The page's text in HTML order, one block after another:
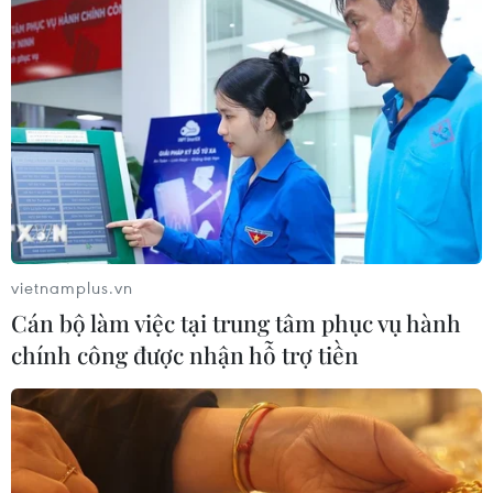
cùng Google” được phát sóng trên kênh
YouTube chính thức của Cục An toàn Thông
tin./.
(Vietnam+)
vietnamplus.vn
Cán bộ làm việc tại trung tâm phục vụ hành
chính công được nhận hỗ trợ tiền